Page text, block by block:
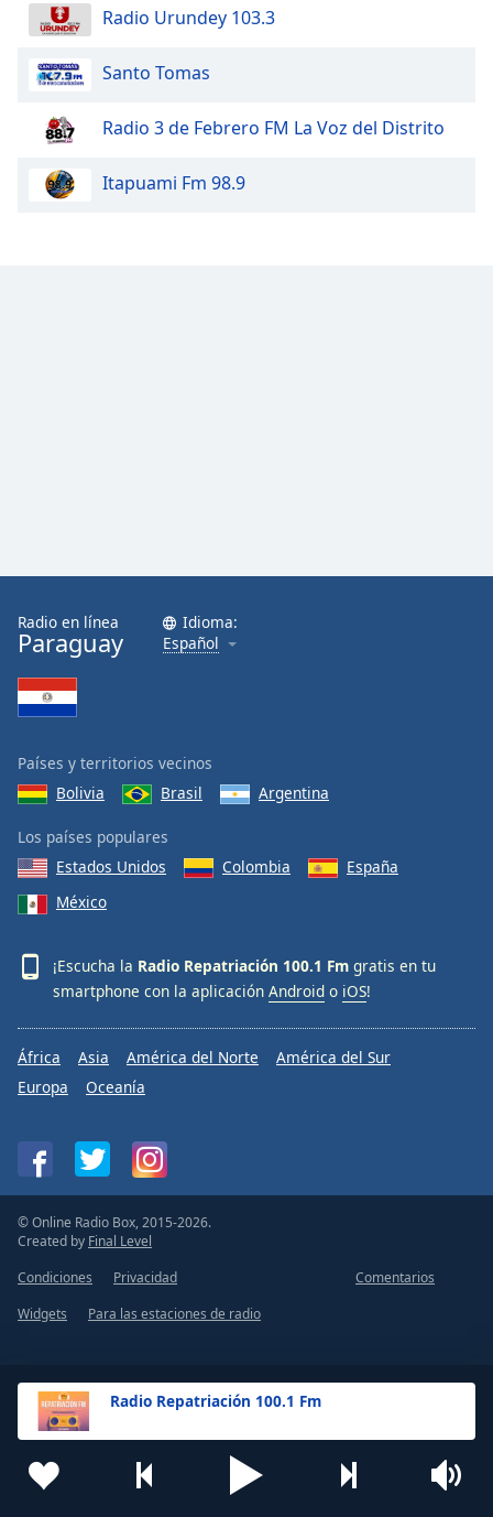
Family
Close
Radio Repatriación 100.1 Fm
Radio Urundey 103.3
Santo Tomas
Radio 3 de Febrero FM La Voz del Distrito
Itapuami Fm 98.9
Radio en línea
Paraguay
Idioma:
Español
Países y territorios vecinos
Bolivia
Brasil Argentina
Los países populares
Estados Unidos
Colombia
España
México
¡Escucha la Radio Repatriación 100.1 Fm gratis en tu
smartphone con la aplicación Android o iOS!
África Asia América del Norte
América del Sur
Europa
Oceanía
© Online Radio Box, 2015-2026.
Created by Final Level
Condiciones
Privacidad
Comentarios
Widgets
Para las estaciones de radio